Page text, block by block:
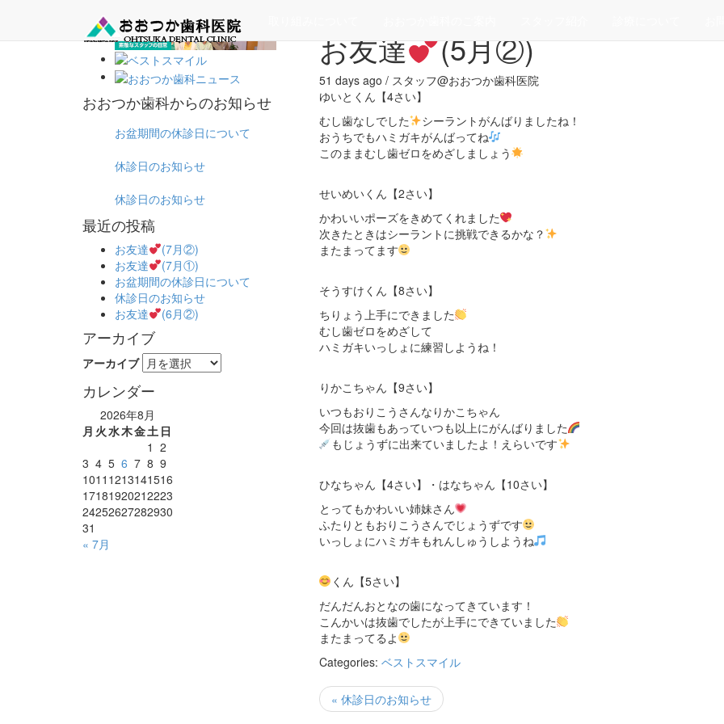
おおつか歯科からのお知らせ
お盆期間の休診日について
休診日のお知らせ
休診日のお知らせ
最近の投稿
お友達
(7月②)
お友達
(7月①)
お盆期間の休診日について
休診日のお知らせ
お友達
(6月②)
アーカイブ
アーカイブ
カレンダー
2026年8月
月 火水木金土 日
1 2
3 4 5 6 7 8 9
1011 1213141516
17181920212223
24252627282930
31
« 7月
お友達 (5月②)
51 days ago / スタッフ@おおつか歯科医院
ゆいとくん【4さい】
むし歯なしでした
シーラントがんばりましたね！
おうちでもハミガキがんばってね
このままむし歯ゼロをめざしましょう
せいめいくん【2さい】
かわいいポーズをきめてくれました
次きたときはシーラントに挑戦できるかな？
またまってます
そうすけくん【8さい】
ちりょう上手にできました
むし歯ゼロをめざして
ハミガキいっしょに練習しようね！
りかこちゃん【9さい】
いつもおりこうさんなりかこちゃん
今回は抜歯もあっていつも以上にがんばりました
もじょうずに出来ていましたよ！えらいです
ひなちゃん【4さい】・はなちゃん【10さい】
とってもかわいい姉妹さん
ふたりともおりこうさんでじょうずです
いっしょにハミガキもれんしゅうしようね
くん【5さい】
だんだんおとなの歯になってきています！
こんかいは抜歯でしたが上手にできていました
またまってるよ
Categories: ベストスマイル
« 休診日のお知らせ